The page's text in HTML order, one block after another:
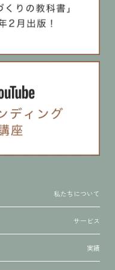
私たちについて
サービス
実績